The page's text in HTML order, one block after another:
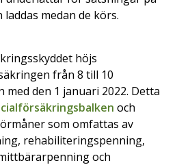
medan de körs.
höjs
från 8 till 10
den 1 januari 2022. Detta
och
som omfattas av
rehabiliteringspenning,
och